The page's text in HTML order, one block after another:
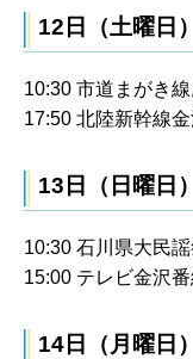
12日（土曜日）
10:30 市道まがき
17:50 北陸新幹線
13日（日曜日）
10:30 石川県大民謡
15:00 テレビ金沢
14日（月曜日）